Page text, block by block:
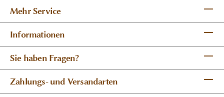
Mehr Service
Informationen
Sie haben Fragen?
Zahlungs- und Versandarten